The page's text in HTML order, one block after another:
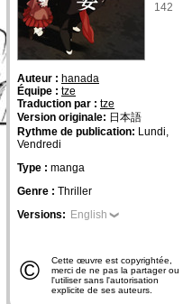
142
Auteur : hanada
Équipe : tze
Traduction par : tze
Version originale: 日本語
Rythme de publication: Lundi,
Vendredi
Type : manga
Genre : Thriller
Versions: English
©
Cette œuvre est copyrightée,
merci de ne pas la partager ou
l'utiliser sans l'autorisation
explicite de ses auteurs.